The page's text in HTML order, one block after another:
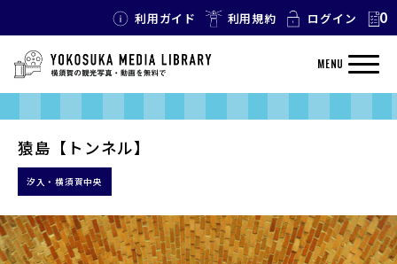
利用ガイド 利用規約 ログイン 0
MENU
猿島【トンネル】
汐入・横須賀中央